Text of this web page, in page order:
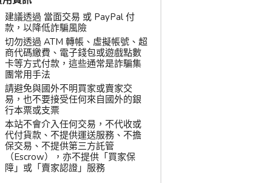
建議透過 當面交易 或 PayPal 付
款，以降低詐騙風險
切勿透過 ATM 轉帳、虛擬帳號、超
商代碼繳費、電子錢包或遊戲點數
卡等方式付款，這些通常是詐騙集
團常用手法
請避免與國外不明買家或賣家交
易，也不要接受任何來自國外的銀
行本票或支票
本站不會介入任何交易，不代收或
代付貨款、不提供運送服務、不擔
保交易、不提供第三方託管
（Escrow），亦不提供「買家保
障」或「賣家認證」服務